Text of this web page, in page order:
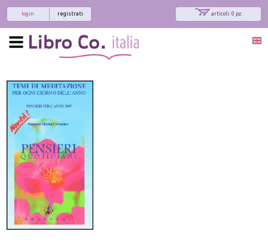
articoli: 0 pz.
registrati
login